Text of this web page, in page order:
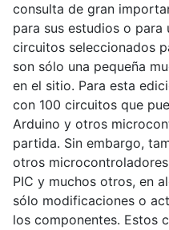
consulta de gran
para sus estudios o para
circuitos seleccionados
son sólo una pequeña
en el sitio. Para esta
con 100 circuitos que
Arduino y otros
partida. Sin embargo,
otros
PIC y muchos otros, en
sólo modificaciones o
los componentes. Estos